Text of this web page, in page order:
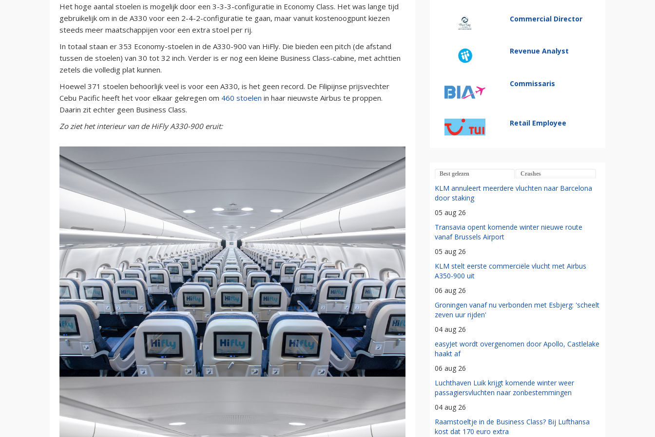
Het hoge aantal stoelen is mogelijk door een 3-3-3-configuratie in Economy Class. Het was lange tijd
gebruikelijk om in de A330 voor een 2-4-2-configuratie te gaan, maar vanuit kostenoogpunt kiezen
steeds meer maatschappijen voor een extra stoel per rij.
In totaal staan er 353 Economy-stoelen in de A330-900 van HiFly. Die bieden een pitch (de afstand
tussen de stoelen) van 30 tot 32 inch. Verder is er nog een kleine Business Class-cabine, met achttien
zetels die volledig plat kunnen.
Hoewel 371 stoelen behoorlijk veel is voor een A330, is het geen record. De Filipijnse prijsvechter
Cebu Pacific heeft het voor elkaar gekregen om 460 stoelen in haar nieuwste Airbus te proppen.
Daarin zit echter geen Business Class.
Zo ziet het interieur van de HiFly A330-900 eruit:
Commercial Director
Revenue Analyst
Commissaris
Retail Employee
Best gelezen Crashes
KLM annuleert meerdere vluchten naar Barcelona
door staking
05 aug 26
Transavia opent komende winter nieuwe route
vanaf Brussels Airport
05 aug 26
KLM stelt eerste commerciële vlucht met Airbus
A350-900 uit
06 aug 26
Groningen vanaf nu verbonden met Esbjerg: 'scheelt
zeven uur rijden'
04 aug 26
easyJet wordt overgenomen door Apollo, Castlelake
haakt af
06 aug 26
Luchthaven Luik krijgt komende winter weer
passagiersvluchten naar zonbestemmingen
04 aug 26
Raamstoeltje in de Business Class? Bij Lufthansa
kost dat 170 euro extra